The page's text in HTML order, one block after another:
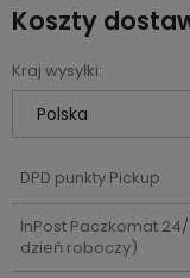
Koszty
Cena nie zawiera
Kraj wysyłki:
DPD punkty Pickup
InPost Paczkomat
dzień roboczy)